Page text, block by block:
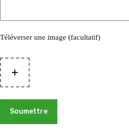
Téléverser une image (facultatif)
Soumettre